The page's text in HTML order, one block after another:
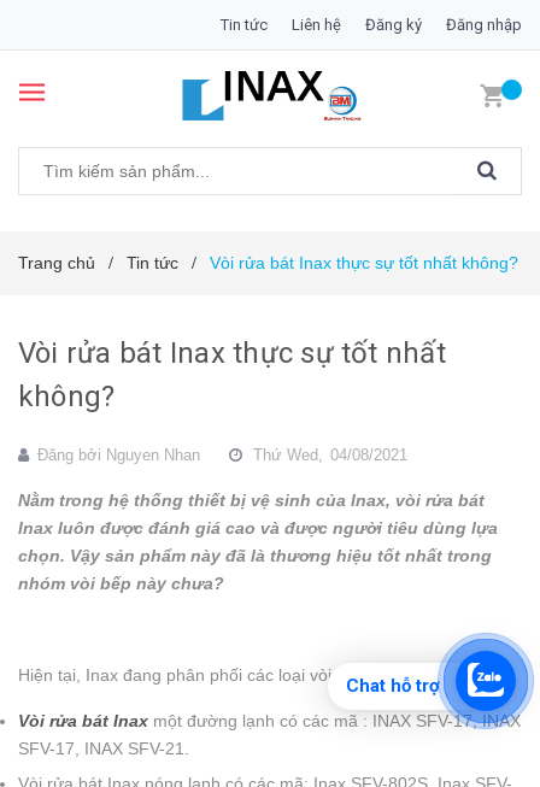
Tin tức Liên hệ Đăng ký Đăng nhập
Trang chủ / Tin tức / Vòi rửa bát Inax thực sự tốt nhất không?
Vòi rửa bát Inax thực sự tốt nhất
không?
Đăng bởi Nguyen Nhan Thứ Wed, 04/08/2021
Nằm trong hệ thống thiết bị vệ sinh của Inax, vòi rửa bát
Inax luôn được đánh giá cao và được người tiêu dùng lựa
chọn. Vậy sản phẩm này đã là thương hiệu tốt nhất trong
nhóm vòi bếp này chưa?
Hiện tại, Inax đang phân phối các loại vòi rửa chén bát như sau:
Vòi rửa bát Inax một đường lạnh có các mã : INAX SFV-17, INAX
SFV-17, INAX SFV-21.
Vòi rửa bát Inax nóng lạnh có các mã: Inax SFV-802S, Inax SFV-
Chat hỗ trợ